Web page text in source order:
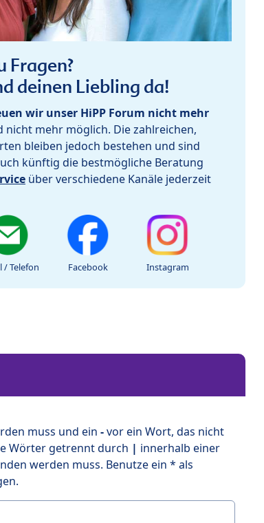
Fragen?
deinen Liebling da!
wir unser HiPP Forum nicht mehr
mehr möglich. Die zahlreichen,
bleiben jedoch bestehen und sind
künftig die bestmögliche Beratung
über verschiedene Kanäle jederzeit
/ Telefon Facebook Instagram
muss und ein -vor ein Wort, das nicht
Wörter getrennt durch | innerhalb einer
werden muss. Benutze ein * als